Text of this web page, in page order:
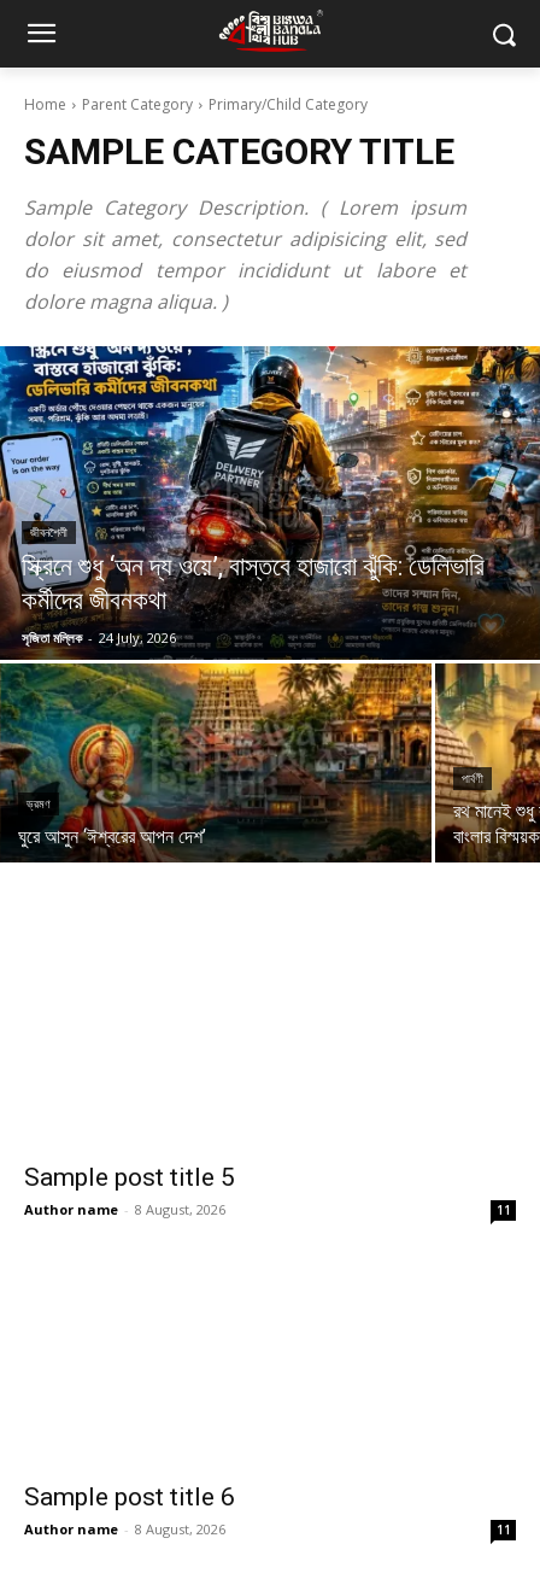
Home Parent Category Primary/Child Category
SAMPLE CATEGORY TITLE
Sample Category Description. ( Lorem ipsum
dolor sit amet, consectetur adipisicing elit, sed
do eiusmod tempor incididunt ut labore et
dolore magna aliqua. )
জীবনশৈলী
স্ক্রিনে শুধু ‘অন দ্য ওয়ে’, বাস্তবে হাজারো ঝুঁকি: ডেলিভারি
কর্মীদের জীবনকথা
সৃজিতা মল্লিক - 24 July, 2026
ভ্রমণ
ঘুরে আসুন ‘ঈশ্বরের আপন দেশ’
পার্বণী
রথ মানেই
বাংলার
Sample post title 5
Author name - 8 August, 2026 11
Sample post title 6
Author name - 8 August, 2026 11